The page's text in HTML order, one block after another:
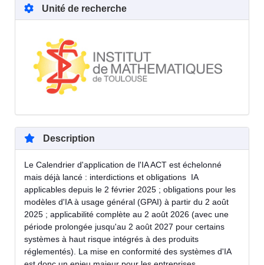
Unité de recherche
Description
Le Calendrier d'application de l'IA ACT est échelonné
mais déjà lancé : interdictions et obligations IA
applicables depuis le 2 février 2025 ; obligations pour les
modèles d'IA à usage général (GPAI) à partir du 2 août
2025 ; applicabilité complète au 2 août 2026 (avec une
période prolongée jusqu'au 2 août 2027 pour certains
systèmes à haut risque intégrés à des produits
réglementés). La mise en conformité des systèmes d'IA